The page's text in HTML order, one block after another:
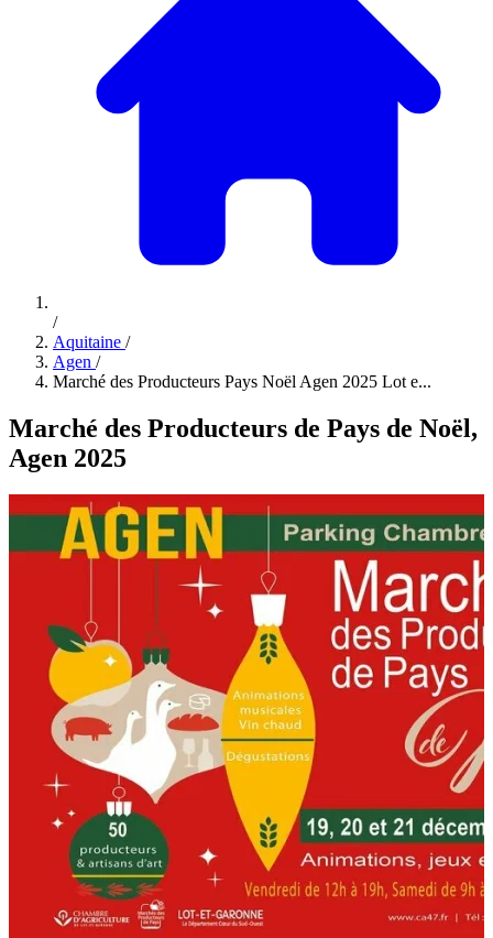
/
Aquitaine /
Agen /
Marché des Producteurs Pays Noël Agen 2025 Lot e...
Marché des Producteurs de Pays de Noël,
Agen 2025